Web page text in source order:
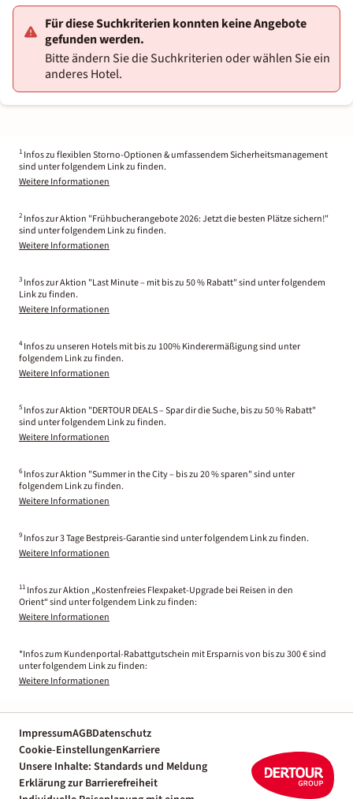
Für diese Suchkriterien konnten keine Angebote
gefunden werden.
Bitte ändern Sie die Suchkriterien oder wählen Sie ein
anderes Hotel.
1 Infos zu flexiblen Storno-Optionen & umfassendem Sicherheitsmanagement
sind unter folgendem Link zu finden.
Weitere Informationen
2 Infos zur Aktion "Frühbucherangebote 2026: Jetzt die besten Plätze sichern!"
sind unter folgendem Link zu finden.
Weitere Informationen
3 Infos zur Aktion "Last Minute – mit bis zu 50 % Rabatt" sind unter folgendem
Link zu finden.
Weitere Informationen
4 Infos zu unseren Hotels mit bis zu 100% Kinderermäßigung sind unter
folgendem Link zu finden.
Weitere Informationen
5 Infos zur Aktion "DERTOUR DEALS – Spar dir die Suche, bis zu 50 % Rabatt"
sind unter folgendem Link zu finden.
Weitere Informationen
6 Infos zur Aktion "Summer in the City – bis zu 20 % sparen" sind unter
folgendem Link zu finden.
Weitere Informationen
9 Infos zur 3 Tage Bestpreis-Garantie sind unter folgendem Link zu finden.
Weitere Informationen
11 Infos zur Aktion „Kostenfreies Flexpaket-Upgrade bei Reisen in den
Orient“ sind unter folgendem Link zu finden:
Weitere Informationen
*Infos zum Kundenportal-Rabattgutschein mit Ersparnis von bis zu 300 € sind
unter folgendem Link zu finden:
Weitere Informationen
ImpressumAGBDatenschutz
Cookie-EinstellungenKarriere
Unsere Inhalte: Standards und Meldung
Erklärung zur Barrierefreiheit